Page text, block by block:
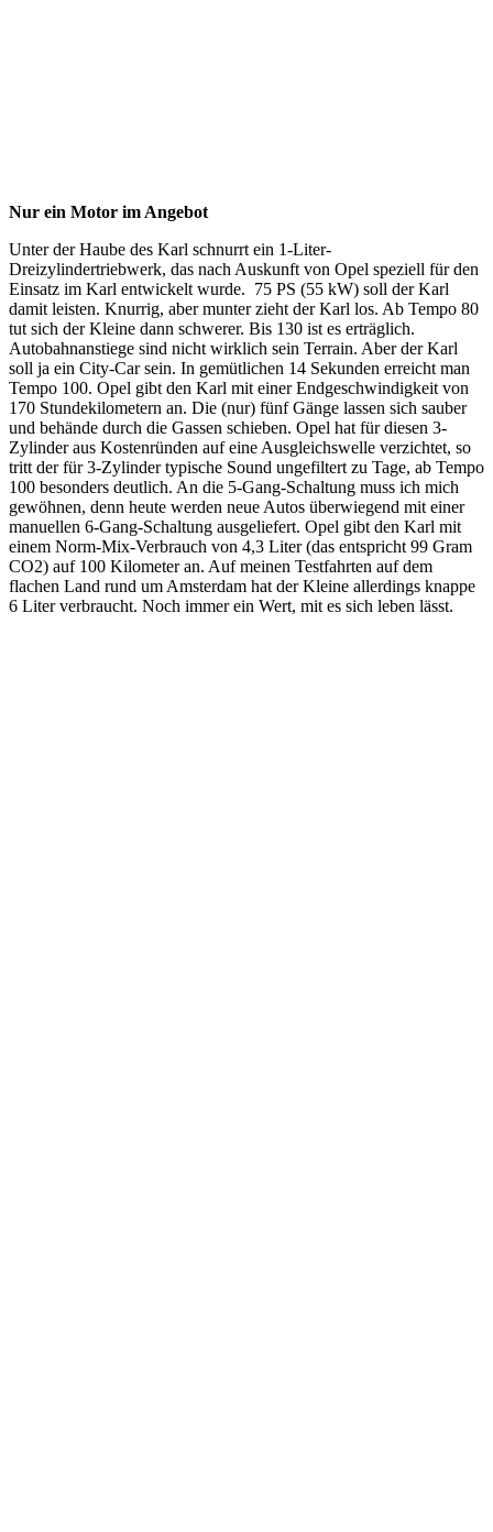
Nur ein Motor im Angebot
Unter der Haube des Karl schnurrt ein 1-Liter-
Dreizylindertriebwerk, das nach Auskunft von Opel speziell für den
Einsatz im Karl entwickelt wurde. 75 PS (55 kW) soll der Karl
damit leisten. Knurrig, aber munter zieht der Karl los. Ab Tempo 80
tut sich der Kleine dann schwerer. Bis 130 ist es erträglich.
Autobahnanstiege sind nicht wirklich sein Terrain. Aber der Karl
soll ja ein City-Car sein. In gemütlichen 14 Sekunden erreicht man
Tempo 100. Opel gibt den Karl mit einer Endgeschwindigkeit von
170 Stundekilometern an. Die (nur) fünf Gänge lassen sich sauber
und behände durch die Gassen schieben. Opel hat für diesen 3-
Zylinder aus Kostenründen auf eine Ausgleichswelle verzichtet, so
tritt der für 3-Zylinder typische Sound ungefiltert zu Tage, ab Tempo
100 besonders deutlich. An die 5-Gang-Schaltung muss ich mich
gewöhnen, denn heute werden neue Autos überwiegend mit einer
manuellen 6-Gang-Schaltung ausgeliefert. Opel gibt den Karl mit
einem Norm-Mix-Verbrauch von 4,3 Liter (das entspricht 99 Gram
CO2) auf 100 Kilometer an. Auf meinen Testfahrten auf dem
flachen Land rund um Amsterdam hat der Kleine allerdings knappe
6 Liter verbraucht. Noch immer ein Wert, mit es sich leben lässt.